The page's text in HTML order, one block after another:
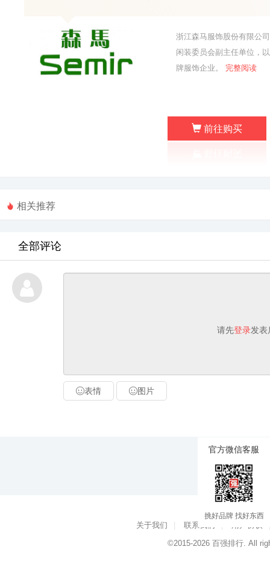
浙江森马服饰股份有限公
闲装委员会副主任单位，
牌服饰企业。 完整阅读
前往购买
相关推荐
全部评论
请先登录发表
表情 图片
关于我们 联系我们 | 用户协议
|
©2015-2026 百强排行. All
官方微信客服
挑好品牌 找好东西